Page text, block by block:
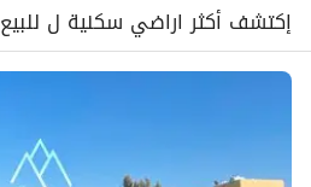
إكتشف أكثر اراضي سكنية ل للبيع